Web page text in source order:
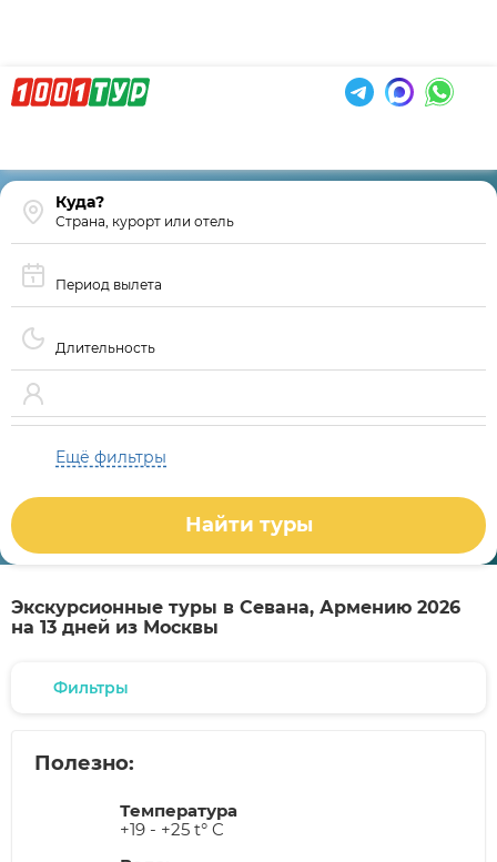
Страна, курорт или отель
Период вылета
Длительность
Ещё фильтры
Найти туры
Экскурсионные туры в Севана, Армению 2026
на 13 дней из Москвы
Фильтры
Полезно:
Температура
+19 - +25 t° C